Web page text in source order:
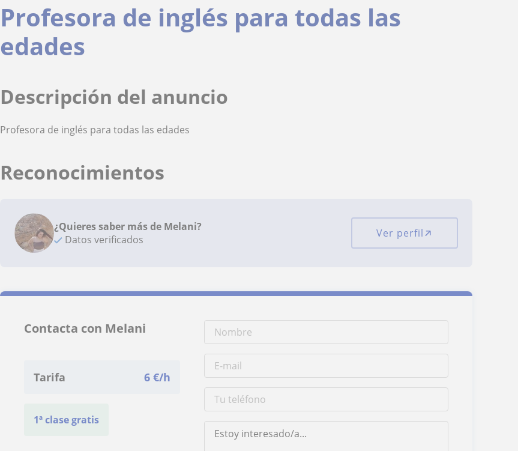
Profesora de inglés para todas las
edades
Descripción del anuncio
Profesora de inglés para todas las edades
Reconocimientos
¿Quieres saber más de Melani?
Datos verificados
Ver perfil
Contacta con Melani
Tarifa 6 €/h
1ª clase gratis